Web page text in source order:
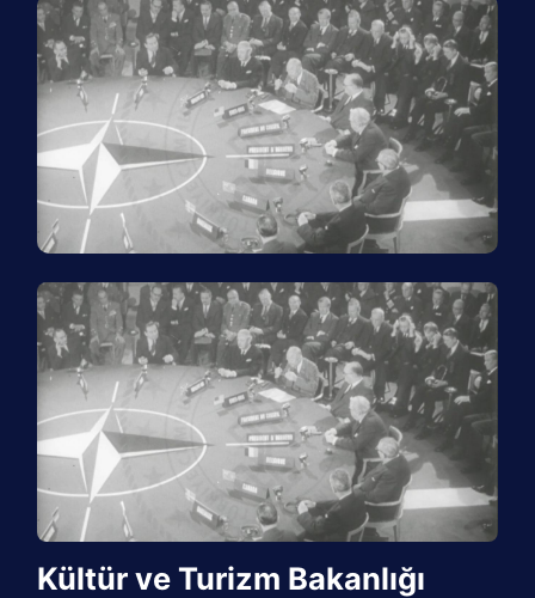
Kültür ve Turizm Bakanlığı